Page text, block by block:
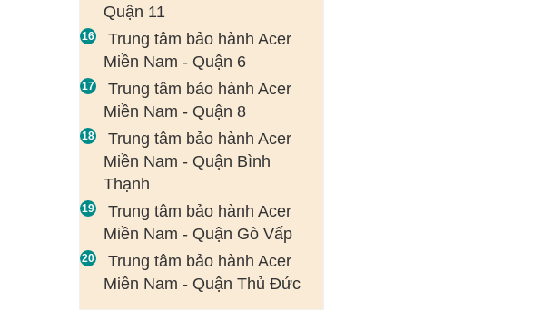
Quận 11
Trung tâm bảo hành Acer
Miền Nam - Quận 6
Trung tâm bảo hành Acer
Miền Nam - Quận 8
Trung tâm bảo hành Acer
Miền Nam - Quận Bình
Thạnh
Trung tâm bảo hành Acer
Miền Nam - Quận Gò Vấp
Trung tâm bảo hành Acer
Miền Nam - Quận Thủ Đức